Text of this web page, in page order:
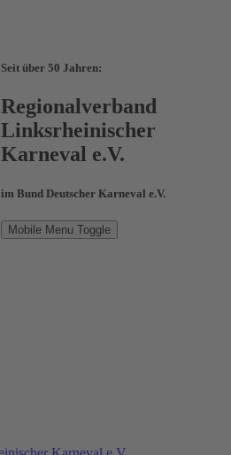
Seit über 50 Jahren:
Regionalverband
Linksrheinischer
Karneval e.V.
im Bund Deutscher Karneval e.V.
Mobile Menu Toggle